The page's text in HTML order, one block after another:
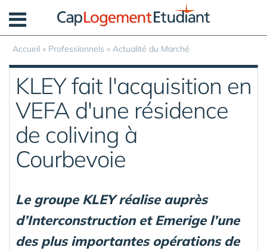
Accueil » Professionnels » Actualité du Marché
KLEY fait l'acquisition en
VEFA d'une résidence
de coliving à
Courbevoie
Le groupe KLEY réalise auprès
d’Interconstruction et Emerige l’une
des plus importantes opérations de